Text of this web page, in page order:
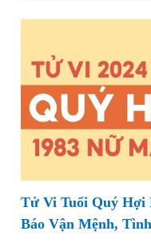
Tử Vi Tuổi Quý Hợi
Báo Vận Mệnh,